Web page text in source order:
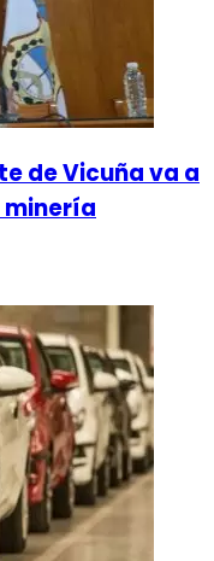
de Vicuña va a
minería